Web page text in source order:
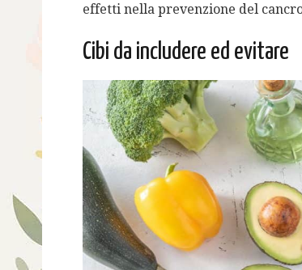
effetti nella prevenzione del
Cibi da includere ed evitare